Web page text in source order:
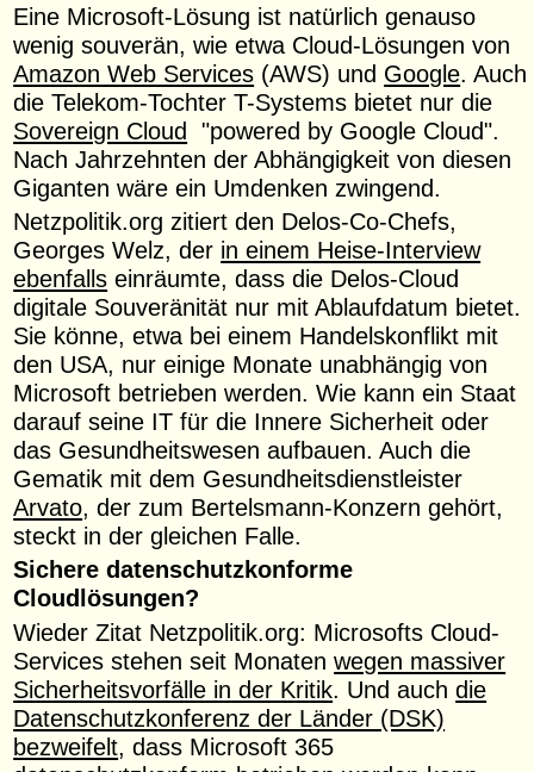
Eine Microsoft-Lösung ist natürlich genauso
wenig souverän, wie etwa Cloud-Lösungen von
Amazon Web Services (AWS) und Google. Auch
die Telekom-Tochter T-Systems bietet nur die
Sovereign Cloud "powered by Google Cloud".
Nach Jahrzehnten der Abhängigkeit von diesen
Giganten wäre ein Umdenken zwingend.
Netzpolitik.org zitiert den Delos-Co-Chefs,
Georges Welz, der in einem Heise-Interview
ebenfalls einräumte, dass die Delos-Cloud
digitale Souveränität nur mit Ablaufdatum bietet.
Sie könne, etwa bei einem Handelskonflikt mit
den USA, nur einige Monate unabhängig von
Microsoft betrieben werden. Wie kann ein Staat
darauf seine IT für die Innere Sicherheit oder
das Gesundheitswesen aufbauen. Auch die
Gematik mit dem Gesundheitsdienstleister
Arvato, der zum Bertelsmann-Konzern gehört,
steckt in der gleichen Falle.
Sichere datenschutzkonforme
Cloudlösungen?
Wieder Zitat Netzpolitik.org: Microsofts Cloud-
Services stehen seit Monatenwegen massiver
Sicherheitsvorfälle in der Kritik. Und auchdie
Datenschutzkonferenz der Länder (DSK)
bezweifelt, dass Microsoft 365